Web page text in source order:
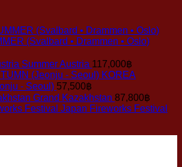
ตัวแทน
จำหน่าย
สินค้า
คอมพิวเตอร์
อุปกรณ์)
(ค้าขาย)
บุญ
ชาญ
(Svalbard • Drammen • Oslo)
Summer Austria 117,000฿
KOREA
- Seoul) 57,500฿
Grand Kazakhstan 87,800฿
Japan Fireworks Festival